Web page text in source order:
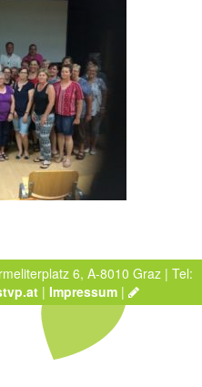
6, A-8010 Graz | Tel:
| Impressum |